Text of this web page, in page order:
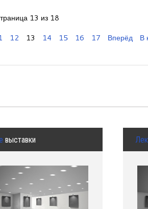
13 из 18
12 13 14 15 16 17 Вперёд В
выставки